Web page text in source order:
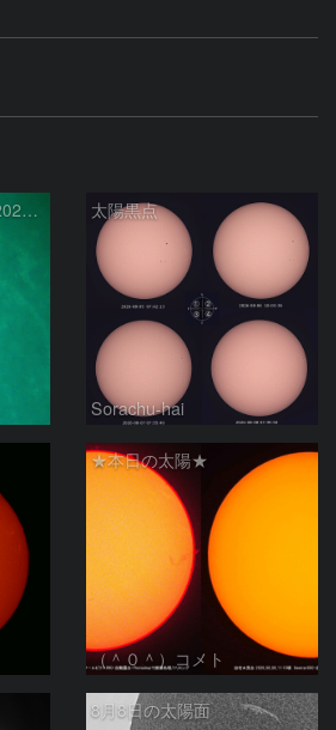
活動領域 4498,4500：2026/08/08 太陽黒点
Sorachu-hai
★本日の太陽★
（＾０＾）コメト
8月8日の太陽面